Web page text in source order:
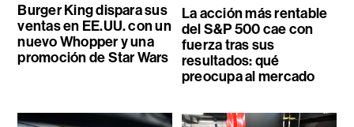
Burger King dispara sus
ventas en EE.UU. con un
nuevo Whopper y una
promoción de Star Wars
La acción más rentable
del S&P 500 cae con
fuerza tras sus
resultados: qué
preocupa al mercado